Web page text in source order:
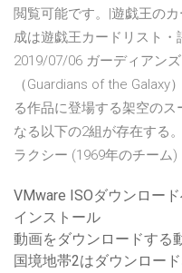
閲覧可能です。|遊戯王の
成は遊戯王カードリスト
2019/07/06 ガーディアン
（Guardians of the
る作品に登場する架空の
なる以下の2組が存在する
ラクシー (1969年のチーム)
VMware ISOダウンロー
インストール
動画をダウンロードする
国境地帯2はダウンロー